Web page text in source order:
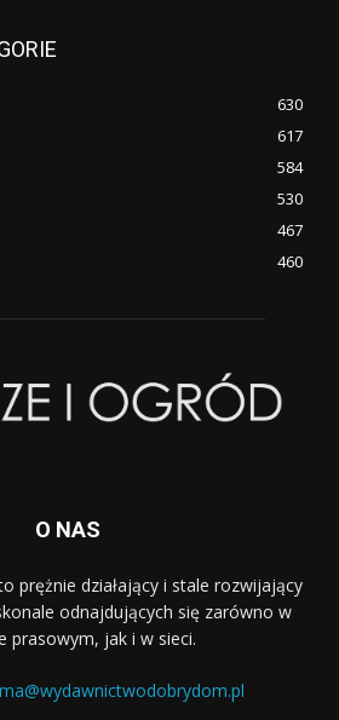
630
617
584
530
467
460
O NAS
prężnie działający i stale rozwijający
odnajdujących się zarówno w
prasowym, jak i w sieci.